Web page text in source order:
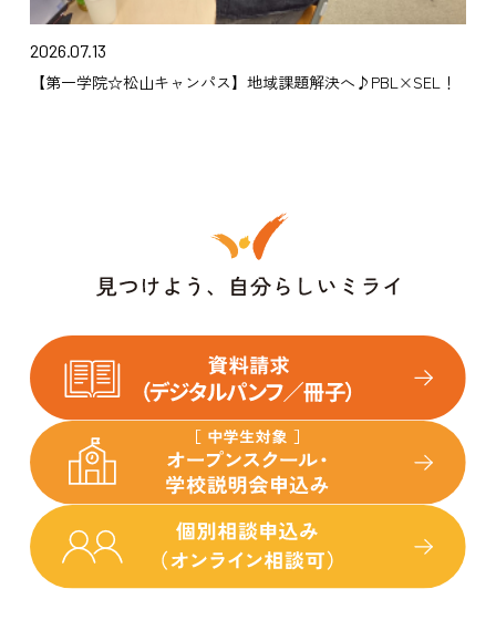
2026.07.13
【第一学院☆松山キャンパス】地域課題解決へ♪PBL×SEL！